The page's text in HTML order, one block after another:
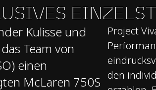
Kulisse und
Team von
einen
McLaren 750S
Project
den